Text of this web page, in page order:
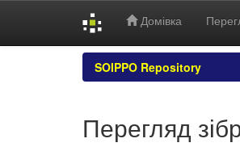
Домівка
SOIPPO Repository
Перегляд